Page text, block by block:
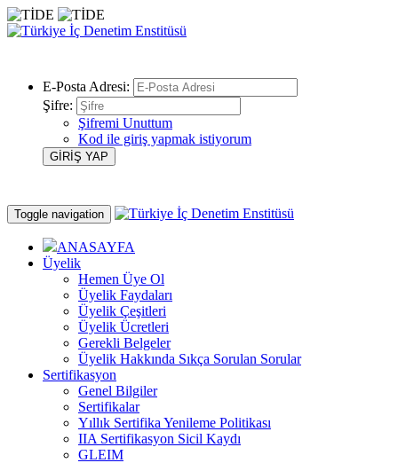
E-Posta Adresi:
Şifre:
Şifremi Unuttum
Kod ile giriş yapmak istiyorum
Toggle navigation
ANASAYFA
Üyelik
Hemen Üye Ol
Üyelik Faydaları
Üyelik Çeşitleri
Üyelik Ücretleri
Gerekli Belgeler
Üyelik Hakkında Sıkça Sorulan Sorular
Sertifikasyon
Genel Bilgiler
Sertifikalar
Yıllık Sertifika Yenileme Politikası
IIA Sertifikasyon Sicil Kaydı
GLEIM